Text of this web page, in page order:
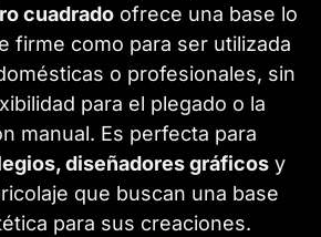
cuadrado ofrece una base lo
firme como para ser utilizada
o profesionales, sin
para el plegado o la
manual. Es perfecta para
diseñadores gráficosy
que buscan una base
para sus creaciones.